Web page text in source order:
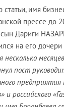
статьи, имя
прессе до
Дариги
на его
несколько
пост
предприятия
и российского